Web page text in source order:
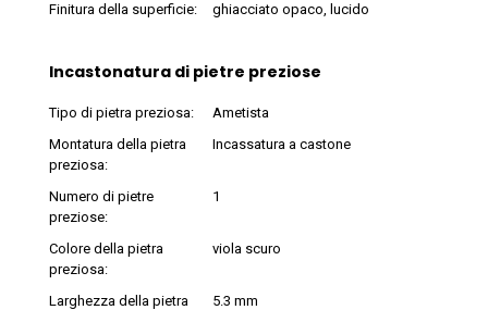
Finitura della superficie:
ghiacciato opaco, lucido
Incastonatura di pietre preziose
Tipo di pietra preziosa:
Ametista
Montatura della pietra
preziosa:
Incassatura a castone
Numero di pietre
preziose:
1
Colore della pietra
preziosa:
viola scuro
Larghezza della pietra
5.3 mm